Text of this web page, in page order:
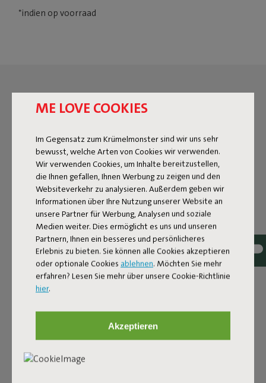
ME LOVE COOKIES
Im Gegensatz zum Krümelmonster sind wir uns sehr
bewusst, welche Arten von Cookies wir verwenden.
Wir verwenden Cookies, um Inhalte bereitzustellen,
die Ihnen gefallen, Ihnen Werbung zu zeigen und den
Websiteverkehr zu analysieren. Außerdem geben wir
Informationen über Ihre Nutzung unserer Website an
unsere Partner für Werbung, Analysen und soziale
Medien weiter. Dies ermöglicht es uns und unseren
Partnern, Ihnen ein besseres und persönlicheres
Erlebnis zu bieten. Sie können alle Cookies akzeptieren
oder optionale Cookies ablehnen. Möchten Sie mehr
erfahren? Lesen Sie mehr über unsere Cookie-Richtlinie
hier.
Akzeptieren
*indien op voorraad
Bouclé stof
supersterk, slijtvast en geweven met garen in
en comfortabel om heerlijk in weg te zakken, maar stevig